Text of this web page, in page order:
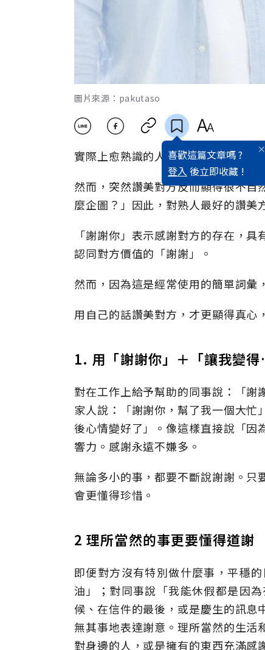
圖片來源：pakutaso
喜歡這篇文章嗎 ?
登入 後立即收藏 !
實際上愈熟識的人就愈應該要讚美，
然而，突然讚美對方反而顯得很不
麼企圖？」因此，對熟人最好的讚美
「謝謝你」表示感謝對方的存在，
認同對方價值的「謝謝」。
然而，因為這是經常使用的簡單詞彙
用自己的話讚美對方，才更顯得真心
1. 用「謝謝你」＋「讓我變
對在工作上給予幫助的同事說：「謝
家人說：「謝謝你，幫了我一個大忙
後心情變好了」。像這樣直接說「
響力。感謝永遠不嫌多。
無論多小的事，都要不斷說謝謝。只
會更懂得珍惜。
2 理所當然的事更要懂得道謝
即便對方沒有特別做什麼事，平穩
油」；對同事說「我能休假都是因
候、在信件的最後，或是慶生的訊息
無其事地表達謝意。理所當然的生
對身邊的人，或是擁有的東西充滿感